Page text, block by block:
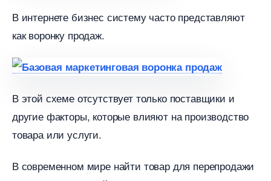
интернете бизнес систему часто представляют
как воронку продаж.
этой схеме отсутствует только поставщики и
другие факторы, которые влияют на производство
товара или услуги.
современном мире найти товар для перепродажи